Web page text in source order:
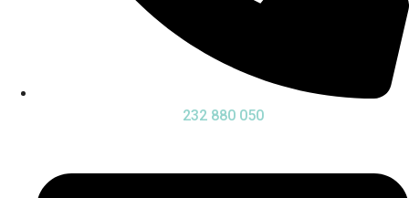
232 880 050